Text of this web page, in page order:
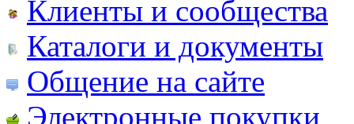
Клиенты и сообщества
Каталоги и документы
Общение на сайте
Электронные покупки